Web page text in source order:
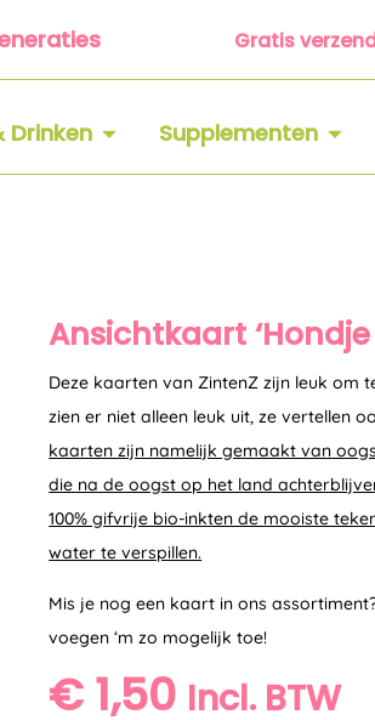
Gratis
Drinken OPEN ETEN & DRINKEN
Supplementen
Ansichtkaart
Deze kaarten van ZintenZ zijn leuk om
zien er niet alleen leuk uit, ze vertellen
kaarten zijn namelijk gemaakt van
die na de oogst op het land
100% gifvrije bio-inkten de mooiste
water te verspillen.
Mis je nog een kaart in ons
voegen ‘m zo mogelijk toe!
€1,50 Incl. BTW